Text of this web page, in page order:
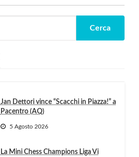
Jan Dettori vince “Scacchi in Piazza!” a
Pacentro (AQ)
5 Agosto 2026
La Mini Chess Champions Liga Vi